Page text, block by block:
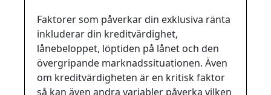
Faktorer som påverkar din exklusiva ränta
inkluderar din kreditvärdighet,
lånebeloppet, löptiden på lånet och den
övergripande marknadssituationen. Även
om kreditvärdigheten är en kritisk faktor
så kan även andra variabler påverka vilken